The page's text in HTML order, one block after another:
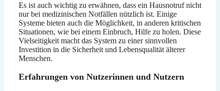
Es ist auch wichtig zu erwähnen, dass ein Hausnotruf nicht
nur bei medizinischen Notfällen nützlich ist. Einige
Systeme bieten auch die Möglichkeit, in anderen kritischen
Situationen, wie bei einem Einbruch, Hilfe zu holen. Diese
Vielseitigkeit macht das System zu einer sinnvollen
Investition in die Sicherheit und Lebensqualität älterer
Menschen.
Erfahrungen von Nutzerinnen und Nutzern